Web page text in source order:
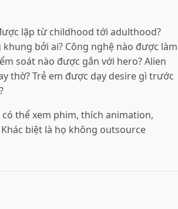
lặp từ childhood tới adulthood?
bởi ai? Công nghệ nào được làm
soát nào được gắn với hero? Alien
thờ? Trẻ em được dạy desire gì trước
thể xem phim, thích animation,
biệt là họ không outsource